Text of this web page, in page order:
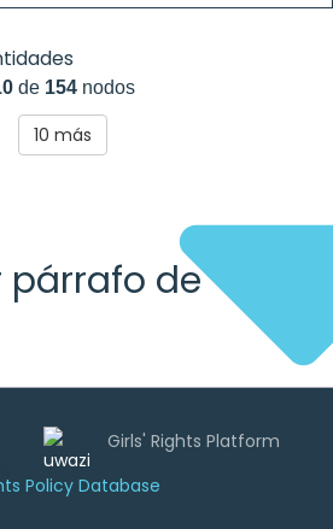
Policy Database
de 154 nodos
10 más
párrafo de